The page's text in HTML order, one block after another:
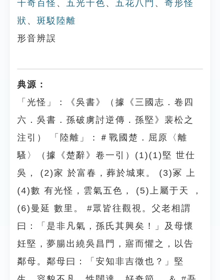
千奇百怪 、 五光十色 、 五花八門 、 奇形怪
狀 、 斑駁陸離
形音辨誤
典源：
「光怪」：《吳書》（據《三國志．卷四
六．吳書．孫破虜討逆傳．孫堅》裴松之
注引） 「陸離」：＃戰國楚．屈原〈離
騷〉（據《楚辭》卷一引）(1)(1)堅 世仕
吳， (2)家 於富春，葬於城東。 (3)冢 上
(4)數 有光怪，雲氣五色， (5)上屬于天 ，
(6)曼延 數里。 #眾皆往觀視。父老相謂
曰：「是非凡氣，孫氏其興矣！」及母懷
妊堅，夢腸出繞吳昌門，寤而懼之，以告
鄰母。鄰母曰：「安知非吉徵也？」堅